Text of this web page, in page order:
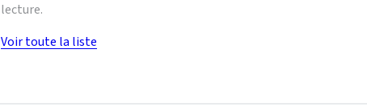
lecture.
Voir toute la liste